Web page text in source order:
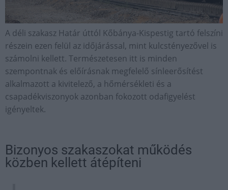
A déli szakasz Határ úttól Kőbánya-Kispestig tartó felszíni
részein ezen felül az időjárással, mint kulcstényezővel is
számolni kellett. Természetesen itt is minden
szempontnak és előírásnak megfelelő sínleerősítést
alkalmazott a kivitelező, a hőmérsékleti és a
csapadékviszonyok azonban fokozott odafigyelést
igényeltek.
Bizonyos szakaszokat működés
közben kellett átépíteni